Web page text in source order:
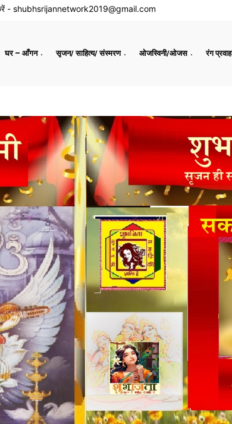
- shubhsrijannetwork2019@gmail.com
घर – आँगन सृजन/ साहित्य/ संस्मरण ओजस्विनी/ओजस रंग प्रवाह